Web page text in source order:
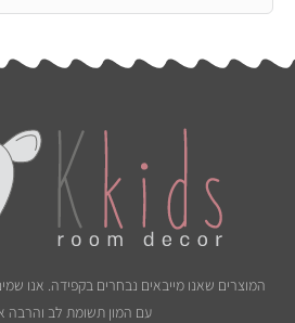
המוצרים שאנו מייבאים נבחרים בקפידה. אנו
עם המון תשומת לב והרבה